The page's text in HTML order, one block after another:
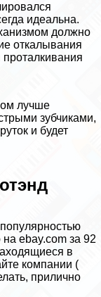
идеальна.
должно
откалывания
проталкивания
лучше
зубчиками,
и будет
ebay.com за 92
в
компании (
прилично